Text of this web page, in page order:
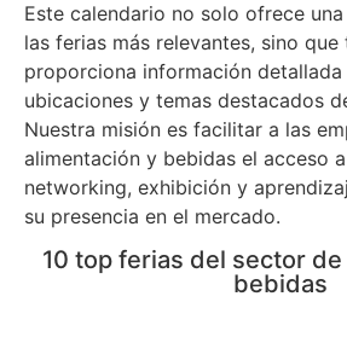
Este calendario no solo ofrece
las ferias más relevantes, sino que
proporciona información detallada
ubicaciones y temas destacados
Nuestra misión es facilitar a las
alimentación y bebidas el acceso
networking, exhibición y
su presencia en el mercado.
10 top ferias del sector
bebidas